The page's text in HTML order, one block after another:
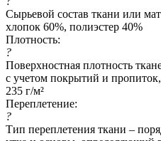
Сырьевой состав ткани или
хлопок 60%, полиэстер 40%
Плотность:
?
Поверхностная плотность
с учетом покрытий и
235 г/м²
Переплетение:
?
Тип переплетения ткани –